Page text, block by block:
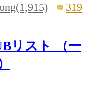
319
リスト （一